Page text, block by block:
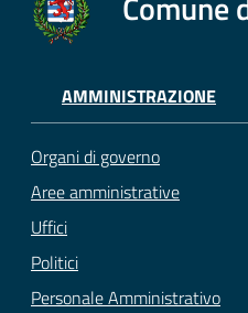
AMMINISTRAZIONE
Organi di governo
Aree amministrative
Uffici
Politici
Personale Amministrativo